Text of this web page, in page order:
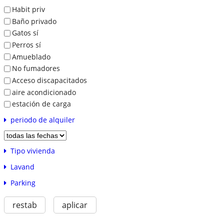
Habit priv
Baño privado
Gatos sí
Perros sí
Amueblado
No fumadores
Acceso discapacitados
aire acondicionado
estación de carga
periodo de alquiler
Tipo vivienda
Lavand
Parking
restab aplicar